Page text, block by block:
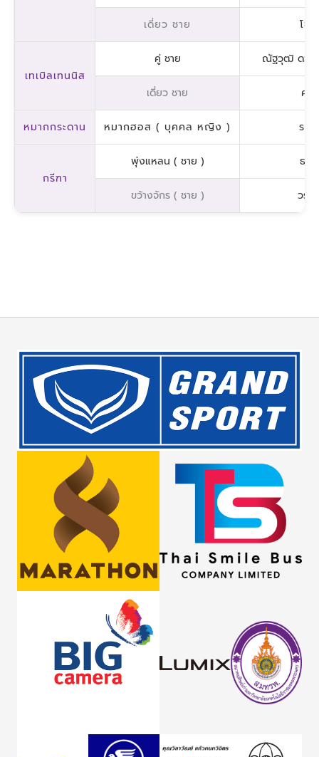
เดี่ยว ชาย โช
เทเบิลเทนนิส
คู่ ชาย ณัฐวุฒิ ดวง
เดี่ยว ชาย คณ
หมากกระดาน หมากฮอส ( บุคคล หญิง ) รภ
กรีฑา
พุ่งแหลน ( ชาย ) ธน
ขว้างจักร ( ชาย ) วรก